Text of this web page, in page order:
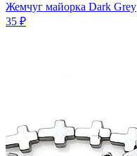
Жемчуг майорка Dark Grey
35 ₽